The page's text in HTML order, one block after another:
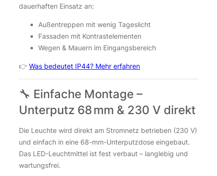
dauerhaften Einsatz an:
Außentreppen mit wenig Tageslicht
Fassaden mit Kontrastelementen
Wegen & Mauern im Eingangsbereich
👉 Was bedeutet IP44? Mehr erfahren
🔧 Einfache Montage –
Unterputz 68 mm & 230 V direkt
Die Leuchte wird direkt am Stromnetz betrieben (230 V)
und einfach in eine 68-mm-Unterputzdose eingebaut.
Das LED-Leuchtmittel ist fest verbaut – langlebig und
wartungsfrei.